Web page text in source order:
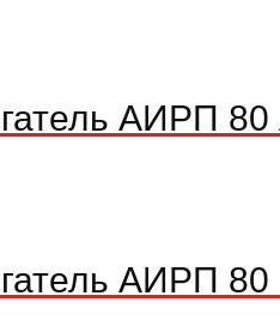
АИРП
АИРП